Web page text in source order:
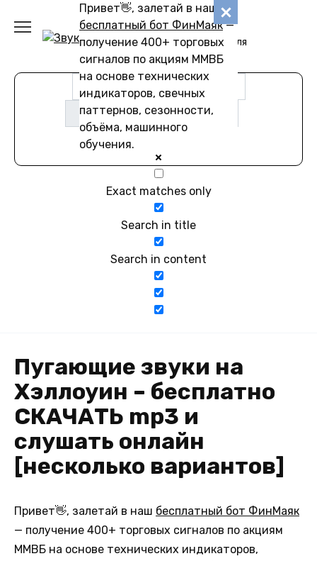
Привет👋, залетай в наш
бесплатный бот ФинМаяк—
получение 400+ торговых
сигналов по акциям ММВБ
на основе технических
индикаторов, свечных
паттернов, сезонности,
объёма, машинного
обучения.
содержанию
Звуковику
Коллекции звуков для
скачивания
Exact matches only
Search in title
Search in content
Пугающие звуки на
Хэллоуин – бесплатно
СКАЧАТЬ mp3 и
слушать онлайн
[несколько вариантов]
Привет👋, залетай в наш бесплатный бот ФинМаяк
— получение 400+ торговых сигналов по акциям
ММВБ на основе технических индикаторов,